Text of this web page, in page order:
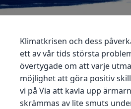
Klimatkrisen och dess
ett av vår tids största
övertygade om att varje
möjlighet att göra positiv
vi på Via att kavla upp
skrämmas av lite smuts